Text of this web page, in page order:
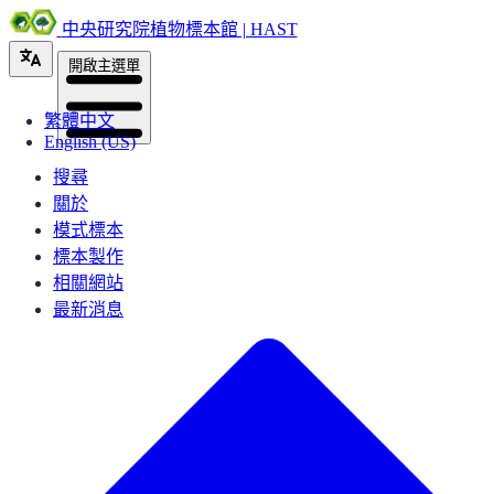
中央研究院植物標本館 | HAST
繁體中文
English (US)
開啟主選單
搜尋
關於
模式標本
標本製作
相關網站
最新消息